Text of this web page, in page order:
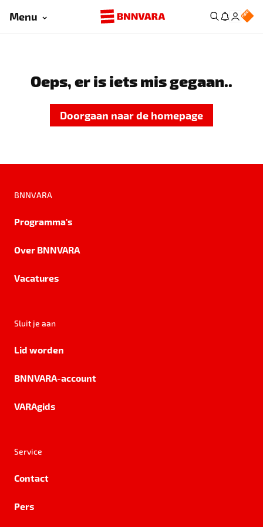
Menu
Oeps, er is iets mis gegaan..
Doorgaan naar de homepage
BNNVARA
Programma's
Over BNNVARA
Vacatures
Sluit je aan
Lid worden
BNNVARA-account
VARAgids
Service
Contact
Pers